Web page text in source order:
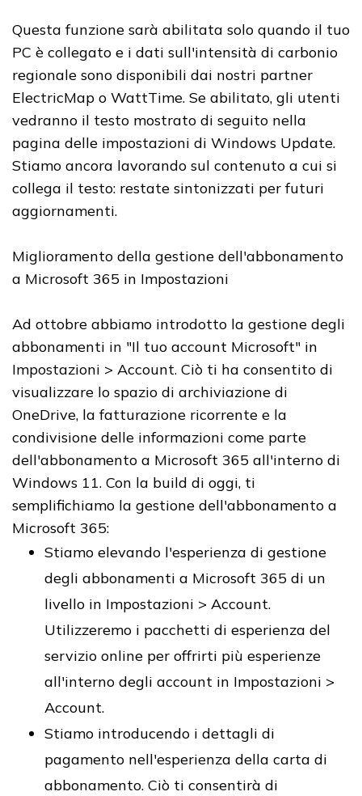
Questa funzione sarà abilitata solo quando il tuo
PC è collegato e i dati sull'intensità di carbonio
regionale sono disponibili dai nostri partner
ElectricMap o WattTime. Se abilitato, gli utenti
vedranno il testo mostrato di seguito nella
pagina delle impostazioni di Windows Update.
Stiamo ancora lavorando sul contenuto a cui si
collega il testo: restate sintonizzati per futuri
aggiornamenti.
Miglioramento della gestione dell'abbonamento
a Microsoft 365 in Impostazioni
Ad ottobre abbiamo introdotto la gestione degli
abbonamenti in "Il tuo account Microsoft" in
Impostazioni > Account. Ciò ti ha consentito di
visualizzare lo spazio di archiviazione di
OneDrive, la fatturazione ricorrente e la
condivisione delle informazioni come parte
dell'abbonamento a Microsoft 365 all'interno di
Windows 11. Con la build di oggi, ti
semplifichiamo la gestione dell'abbonamento a
Microsoft 365:
Stiamo elevando l'esperienza di gestione
degli abbonamenti a Microsoft 365 di un
livello in Impostazioni > Account.
Utilizzeremo i pacchetti di esperienza del
servizio online per offrirti più esperienze
all'interno degli account in Impostazioni >
Account.
Stiamo introducendo i dettagli di
pagamento nell'esperienza della carta di
abbonamento. Ciò ti consentirà di